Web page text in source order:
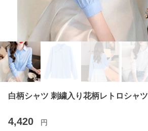
白柄シャツ 刺繍入り花柄レトロシャツ
4,420 円